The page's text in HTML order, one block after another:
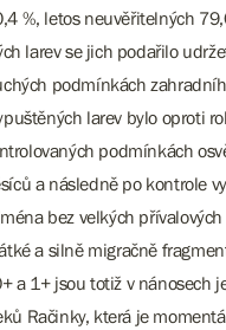
%, letos neuvěřitelných
larev se jich podařilo
podmínkách
larev bylo oproti
podmínkách
a následně po kontrole
bez velkých
a silně migračně
a 1+ jsou totiž v
Račinky, která je